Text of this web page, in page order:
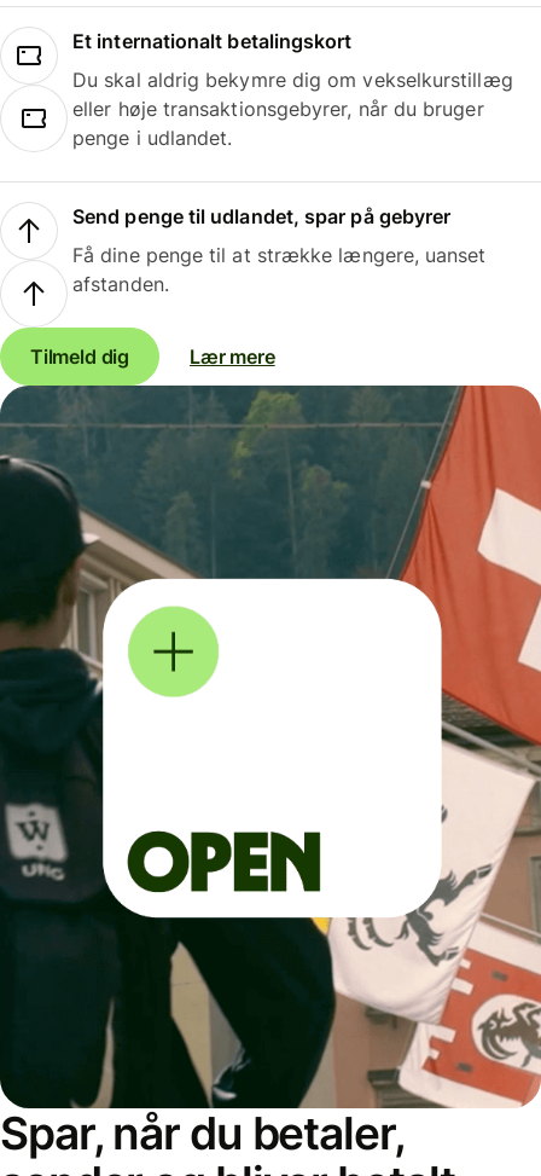
Et internationalt betalingskort
Du skal aldrig bekymre dig om vekselkurstillæg
eller høje transaktionsgebyrer, når du bruger
penge i udlandet.
Send penge til udlandet, spar på gebyrer
Få dine penge til at strække længere, uanset
afstanden.
Tilmeld dig Lær mere
Spar, når du betaler,